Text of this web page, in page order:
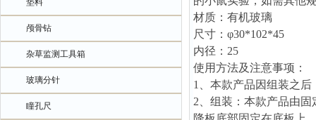
垫料
颅骨钻
杂草监测工具箱
玻璃分针
瞳孔尺
材质：有机玻璃
尺寸： φ30*102*45
内径： 25
使用方法及注意事项：
1、 本款产品因组装之后
2、 组装：本款产品由固